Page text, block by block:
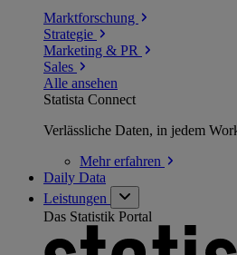
Marktforschung
Strategie
Marketing & PR
Sales
Alle ansehen
Statista Connect
Verlässliche Daten, in jedem
Mehrerfahren
Daily Data
Leistungen
Das Statistik Portal